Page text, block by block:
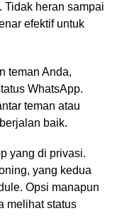
Tidak heran sampai
efektif untuk
teman Anda,
WhatsApp.
teman atau
baik.
yang di privasi.
yang kedua
Opsi manapun
melihat status